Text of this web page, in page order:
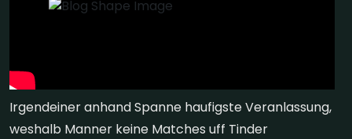
Irgendeiner anhand Spanne haufigste Veranlassung,
weshalb Manner keine Matches uff Tinder